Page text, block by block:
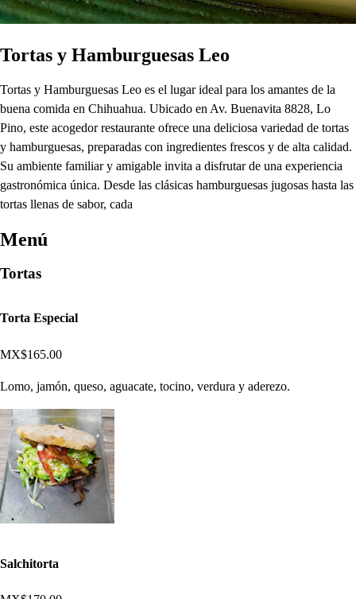
Tortas y Hamburguesas Leo
Tortas y Hamburguesas Leo es el lugar ideal para los amantes de la
buena comida en Chihuahua. Ubicado en Av. Buenavita 8828, Lo
Pino, este acogedor restaurante ofrece una deliciosa variedad de tortas
y hamburguesas, preparadas con ingredientes frescos y de alta calidad.
Su ambiente familiar y amigable invita a disfrutar de una experiencia
gastronómica única. Desde las clásicas hamburguesas jugosas hasta las
tortas llenas de sabor, cada
Menú
Tortas
Torta Especial
MX$165.00
Lomo, jamón, queso, aguacate, tocino, verdura y aderezo.
Salchitorta